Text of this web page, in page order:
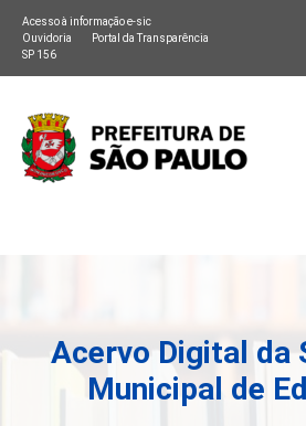
Acesso à informação e-sic
Ouvidoria
Portal da Transparência
SP 156
Acervo Digital da
Municipal de